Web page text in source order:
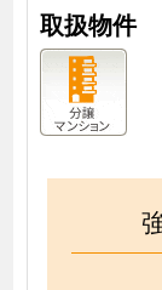
取扱物件